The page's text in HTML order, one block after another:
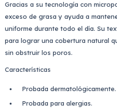
Gracias a su tecnología con
exceso de grasa y ayuda a
uniforme durante todo el día. Su
para lograr una cobertura natural
sin obstruir los poros.
Características
Probada dermatológicamente.
Probada para alergias.